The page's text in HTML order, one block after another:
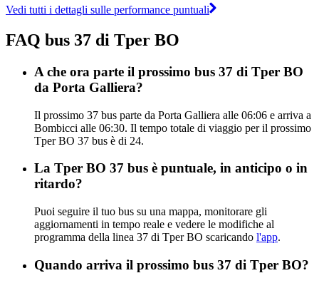
Vedi tutti i dettagli sulle performance puntuali
FAQ bus 37 di Tper BO
A che ora parte il prossimo bus 37 di Tper BO
da Porta Galliera?
Il prossimo 37 bus parte da Porta Galliera alle 06:06 e arriva a
Bombicci alle 06:30. Il tempo totale di viaggio per il prossimo
Tper BO 37 bus è di 24.
La Tper BO 37 bus è puntuale, in anticipo o in
ritardo?
Puoi seguire il tuo bus su una mappa, monitorare gli
aggiornamenti in tempo reale e vedere le modifiche al
programma della linea 37 di Tper BO scaricando l'app.
Quando arriva il prossimo bus 37 di Tper BO?